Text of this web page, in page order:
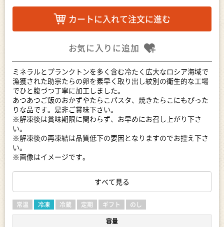
カートに入れて注文に進む
お気に入りに追加
ミネラルとプランクトンを多く含む冷たく広大なロシア海域で
漁獲された助宗たらの卵を素早く取り出し紋別の衛生的な工場
でひと腹づつ丁寧に加工しました。
あつあつご飯のおかずやたらこパスタ、焼きたらこにもぴった
りな品です。是非ご賞味下さい。
※解凍後は賞味期限に関わらず、お早めにお召し上がり下さ
い。
※解凍後の再凍結は品質低下の要因となりますのでお控え下さ
い。
※画像はイメージです。
【賞味期限】
発送から90日以上のものをお届け（‐18℃以下で保管の場合）
【地場産品に該当する理由】紋別市内で製造、加工を行うこと
により、相応の付加価値が生じているもの
すべて見る
常温 冷凍 冷蔵 定期 ギフト
のし
容量